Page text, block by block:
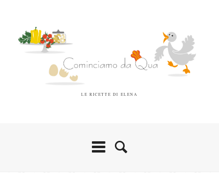
LE RICETTE DI ELENA